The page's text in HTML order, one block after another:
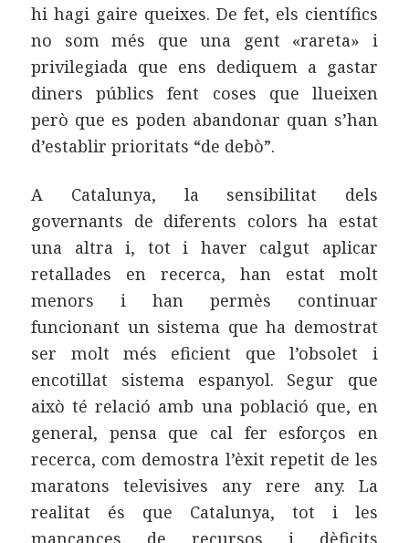
hi hagi gaire queixes. De fet, els científics
no som més que una gent «rareta» i
privilegiada que ens dediquem a gastar
diners públics fent coses que llueixen
però que es poden abandonar quan s’han
d’establir prioritats “de debò”.
A Catalunya, la sensibilitat dels
governants de diferents colors ha estat
una altra i, tot i haver calgut aplicar
retallades en recerca, han estat molt
menors i han permès continuar
funcionant un sistema que ha demostrat
ser molt més eficient que l’obsolet i
encotillat sistema espanyol. Segur que
això té relació amb una població que, en
general, pensa que cal fer esforços en
recerca, com demostra l’èxit repetit de les
maratons televisives any rere any. La
realitat és que Catalunya, tot i les